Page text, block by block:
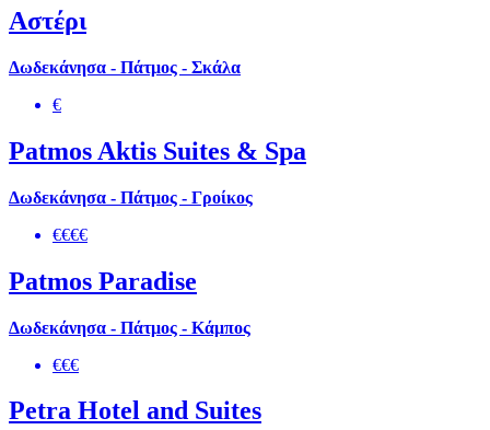
Αστέρι
Δωδεκάνησα - Πάτμος - Σκάλα
€
Patmos Aktis Suites & Spa
Δωδεκάνησα - Πάτμος - Γροίκος
€€€€
Patmos Paradise
Δωδεκάνησα - Πάτμος - Κάμπος
€€€
Petra Hotel and Suites